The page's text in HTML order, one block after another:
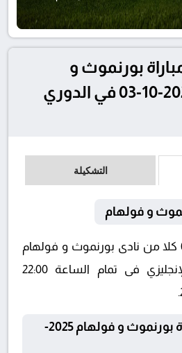
بورنموث و
فولهام بتاريخ 2025-10-03 في الدوري
التشكيلة
و فولهام
يلتقى اليوم 2025-10-03 كلا من نادى بورنموث و فولهام
فى بطولة الدوري الإنجليزي فى تمام الساعة 22:00
معلومات عن مباراة بورنموث و فولهام 2025-